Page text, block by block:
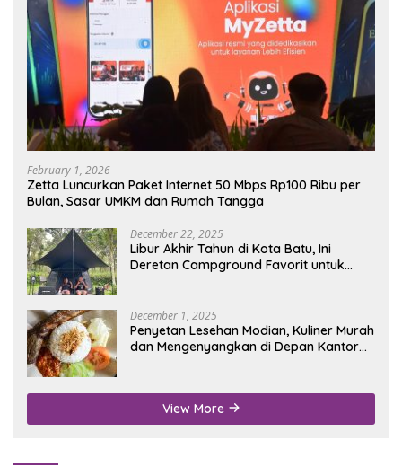
February 1, 2026
Zetta Luncurkan Paket Internet 50 Mbps Rp100 Ribu per
Bulan, Sasar UMKM dan Rumah Tangga
December 22, 2025
Libur Akhir Tahun di Kota Batu, Ini
Deretan Campground Favorit untuk
December 1, 2025
Penyetan Lesehan Modian, Kuliner Murah
dan Mengenyangkan di Depan Kantor
View More